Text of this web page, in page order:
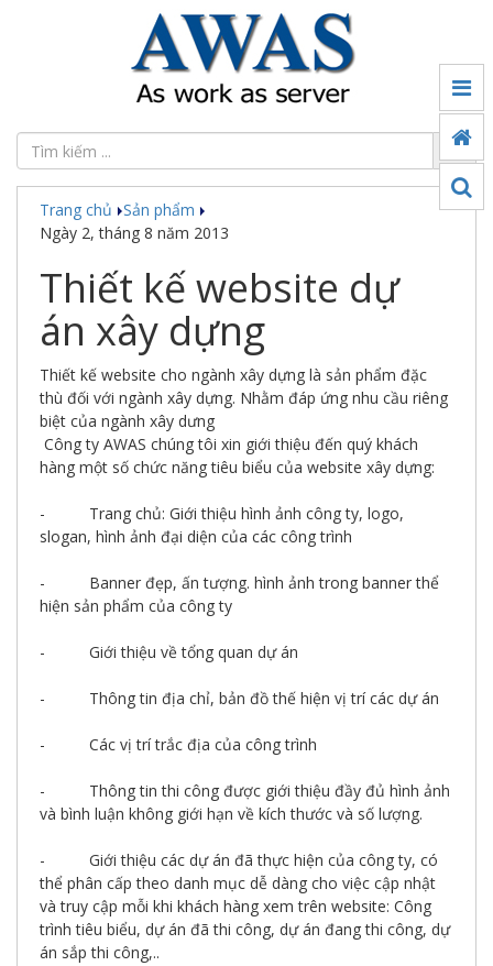
Đối
tác
Sản
phẩm
Ứng
dụng
chuyển
đổi
số
Công
nghệ
Thế
số
Trang chủ Sản phẩm
Ngày 2, tháng 8 năm 2013
Thiết kế website dự
án xây dựng
Thiết kế website cho ngành xây dựng là sản phẩm đặc
thù đối với ngành xây dựng. Nhằm đáp ứng nhu cầu riêng
biệt của ngành xây dưng
Công ty AWAS chúng tôi xin giới thiệu đến quý khách
hàng một số chức năng tiêu biểu của website xây dựng:
- Trang chủ: Giới thiệu hình ảnh công ty, logo,
slogan, hình ảnh đại diện của các công trình
- Banner đẹp, ấn tượng. hình ảnh trong banner thể
hiện sản phẩm của công ty
- Giới thiệu về tổng quan dự án
- Thông tin địa chỉ, bản đồ thế hiện vị trí các dự án
- Các vị trí trắc địa của công trình
- Thông tin thi công được giới thiệu đầy đủ hình ảnh
và bình luận không giới hạn về kích thước và số lượng.
- Giới thiệu các dự án đã thực hiện của công ty, có
thể phân cấp theo danh mục dễ dàng cho việc cập nhật
và truy cập mỗi khi khách hàng xem trên website: Công
trình tiêu biểu, dự án đã thi công, dự án đang thi công, dự
án sắp thi công,..